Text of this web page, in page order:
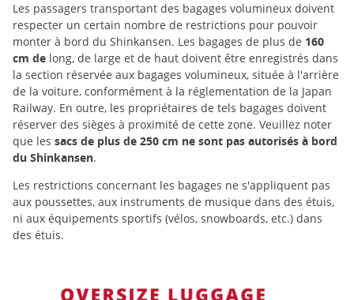
Les passagers transportant des bagages volumineux doivent
respecter un certain nombre de restrictions pour pouvoir
monter à bord du Shinkansen. Les bagages de plus de 160
cm de long, de large et de haut doivent être enregistrés dans
la section réservée aux bagages volumineux, située à l'arrière
de la voiture, conformément à la réglementation de la Japan
Railway. En outre, les propriétaires de tels bagages doivent
réserver des sièges à proximité de cette zone. Veuillez noter
que les sacs de plus de 250 cm ne sont pas autorisés à bord
du Shinkansen.
Les restrictions concernant les bagages ne s'appliquent pas
aux poussettes, aux instruments de musique dans des étuis,
ni aux équipements sportifs (vélos, snowboards, etc.) dans
des étuis.